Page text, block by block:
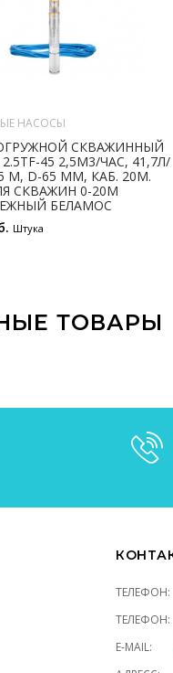
НАСОСЫ
СКВАЖИННЫЙ
2.5TF-45 2,5М3/ЧАС, 41,7Л/
М, D-65 ММ, КАБ. 20М.
СКВАЖИН 0-20М
БЕЛАМОС
Штука
ТОВАРЫ
ТЕЛЕФОН:
ТЕЛЕФОН:
E-MAIL: